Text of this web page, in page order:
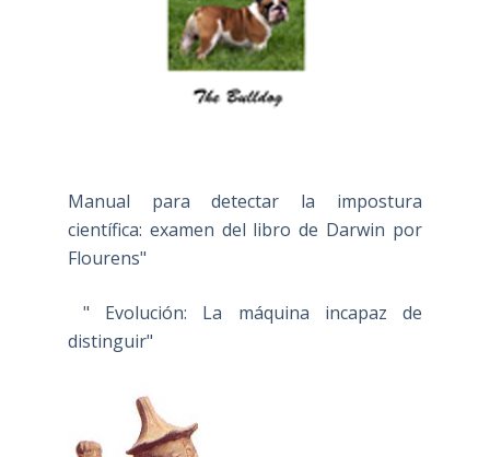
Manual para detectar la impostura
científica: examen del libro de Darwin por
Flourens"
" Evolución: La máquina incapaz de
distinguir"